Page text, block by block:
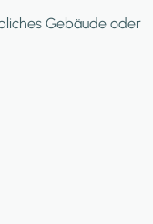
Gebäude oder